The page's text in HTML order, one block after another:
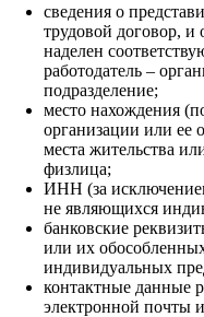
сведения о
трудовой договор, и
наделен
работодатель –
подразделение;
место нахождения
организации или ее
места жительства
физлица;
ИНН (за
не являющихся
банковские
или их
индивидуальных
контактные данные
электронной почты